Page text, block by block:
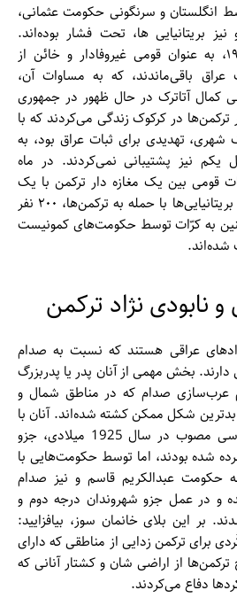
انگلستان و سرنگونی حکومت عثمانی،
بریتانیایی ‌ها، تحت فشار بوده‌اند.
ترکمنان عراق در سال ۱۹۲۴، به عنوان قومی غیروفادار و خائن از
عراق باقی‌ماندند، که به مساوات آن،
کمال آتاترک در حال ظهور در جمهوری
ترکمن‌‌ها در کرکوک زندگی می‌کردند که با
شهری، تهدیدی برای ثبات عراق بود، به
نیز پشتیبانی نمی‌کردند. در ماه
قومی بین یک مغازه دار ترکمن با یک
سرباز بریتانیایی رخ داد که بریتانیایی‌‌ها با حمله به ترکمن‌‌ها، ۲۰۰ نفر
به کرّات توسط حکومت‌‌های کمونیست
شده‌اند.
نابودی نژاد ترکمن
عراقی هستند که نسبت به صدام
بخش مهمی از آنان پدر یا پدربزرگ
عرب‌سازی صدام که در مناطق شمال و
شکل ممکن کشته شده‌اند. آنان با
وجود اینکه طی قانون اساسی مصوب در سال 1925 میلادی، جزو
شده بودند، اما توسط حکومت‌‌هایی با
حکومت عبدالکریم قاسم و نیز صدام
در عمل جزو شهروندان درجه دوم و
بر این بلای خانمان سوز، بیافزایید:
برای ترکمن زدایی از مناطقی که دارای
ترکمن‌‌ها از اراضی شان و کشتار آنانی که
دفاع می‌کردند.